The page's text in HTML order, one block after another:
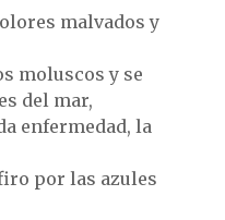
malvados y
moluscos y se
del mar,
enfermedad, la
por las azules